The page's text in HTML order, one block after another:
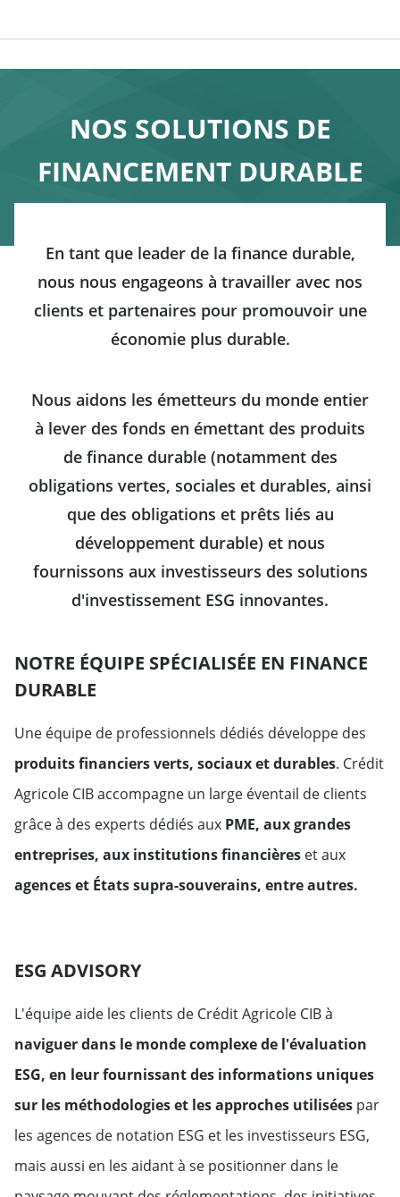
NOS SOLUTIONS DE
FINANCEMENT DURABLE
En tant que leader de la finance durable,
nous nous engageons à travailler avec nos
clients et partenaires pour promouvoir une
économie plus durable.
Nous aidons les émetteurs du monde entier
à lever des fonds en émettant des produits
de finance durable (notamment des
obligations vertes, sociales et durables, ainsi
que des obligations et prêts liés au
développement durable) et nous
fournissons aux investisseurs des solutions
d'investissement ESG innovantes.
NOTRE ÉQUIPE SPÉCIALISÉE EN FINANCE
DURABLE
Une équipe de professionnels dédiés développe des
produits financiers verts, sociaux et durables. Crédit
Agricole CIB accompagne un large éventail de clients
grâce à des experts dédiés aux PME, aux grandes
entreprises, aux institutions financières et aux
agences et États supra-souverains, entre autres.
ESG ADVISORY
L'équipe aide les clients de Crédit Agricole CIB à
naviguer dans le monde complexe de l'évaluation
ESG, en leur fournissant des informations uniques
sur les méthodologies et les approches utilisées par
les agences de notation ESG et les investisseurs ESG,
mais aussi en les aidant à se positionner dans le